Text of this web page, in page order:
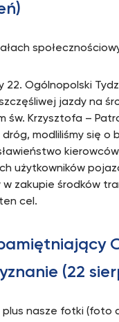
22. Ogólnopolski
jazdy na
św. Krzysztofa –
modliliśmy się
użytkowników
zakupie środków
cel.
(22
nasze fotki (foto